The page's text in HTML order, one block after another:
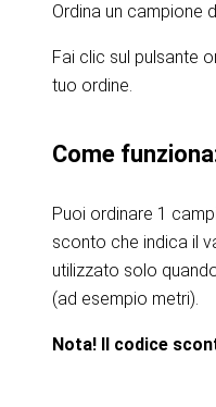
Ordina un campione
Fai clic sul pulsante
tuo ordine.
Come
Puoi ordinare 1
sconto che indica il
utilizzato solo
(ad esempio metri).
Nota! Il codice